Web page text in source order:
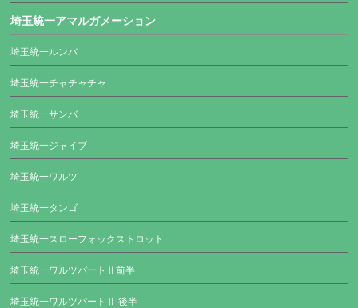
埼玉統一アマルガメーション
埼玉統一ルンバ
埼玉統一チャチャチャ
埼玉統一サンバ
埼玉統一ジャイブ
埼玉統一ワルツ
埼玉統一タンゴ
埼玉統一スローフォックストロット
埼玉統一ワルツパートⅡ前半
埼玉統一ワルツパートⅡ 後半